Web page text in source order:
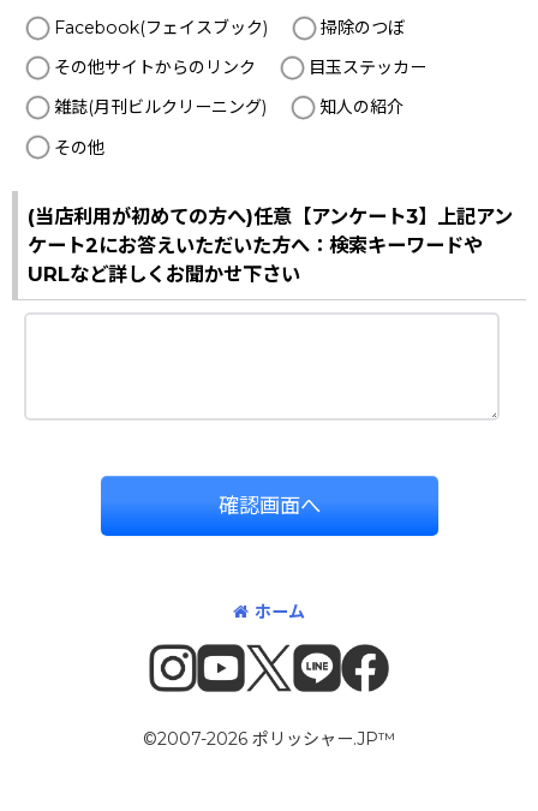
Facebook(フェイスブック)
掃除のつぼ
その他サイトからのリンク
目玉ステッカー
雑誌(月刊ビルクリーニング)
知人の紹介
その他
(当店利用が初めての方へ)任意【アンケート3】上記アン
ケート2にお答えいただいた方へ：検索キーワードや
URLなど詳しくお聞かせ下さい
確認画面へ
ホーム
©2007-2026 ポリッシャー.JP™